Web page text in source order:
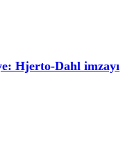
Hjerto-Dahl imzayı